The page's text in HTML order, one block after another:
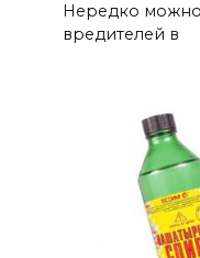
Нередко можно
вредителей в